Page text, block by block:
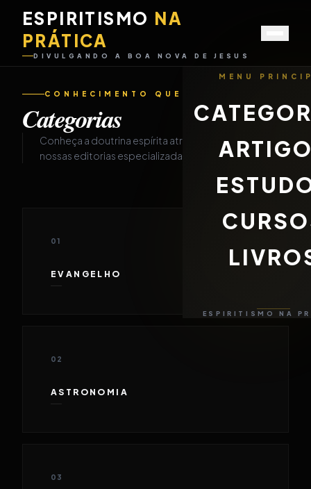
ESPIRITISMO NA
PRÁTICA
DIVULGANDO A BOA NOVA DE JESUS
MENU
ESPIRITISMO NA
CONHECIMENTO QUE DESPERTA
Categorias
Conheça a doutrina espírita através de
nossas editorias especializadas.
01
EVANGELHO
02
ASTRONOMIA
03